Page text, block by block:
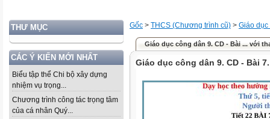
THƯ MỤC
CÁC Ý KIẾN MỚI NHẤT
Biểu tập thể Chi bộ xây dựng
nhiệm vụ trọng...
Chương trình công tác trọng tâm
của cá nhân Quý...
Gốc > THCS (Chương trình cũ) > Giáo
Giáo dục công dân 9. CD - Bài ... với
Giáo dục công dân 9. CD - Bài